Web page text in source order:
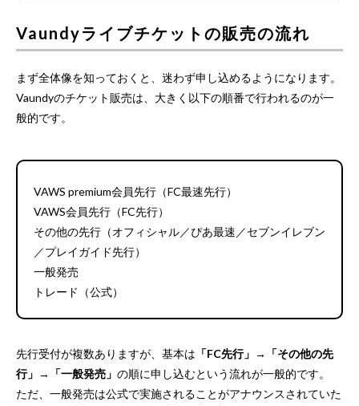
Vaundyライブチケットの販売の流れ
まず全体像を知っておくと、迷わず申し込めるようになります。
Vaundyのチケット販売は、大きく以下の順番で行われるのが一
般的です。
VAWS premium会員先行（FC最速先行）
VAWS会員先行（FC先行）
その他の先行（オフィシャル／ぴあ最速／セブンイレブン
／プレイガイド先行）
一般発売
トレード（公式）
先行受付が複数ありますが、基本は 「FC先行」→「その他の先
行」→「一般発売」 の順に申し込むという流れが一般的です。
ただ、一般発売は公式で実施されることがアナウンスされていた